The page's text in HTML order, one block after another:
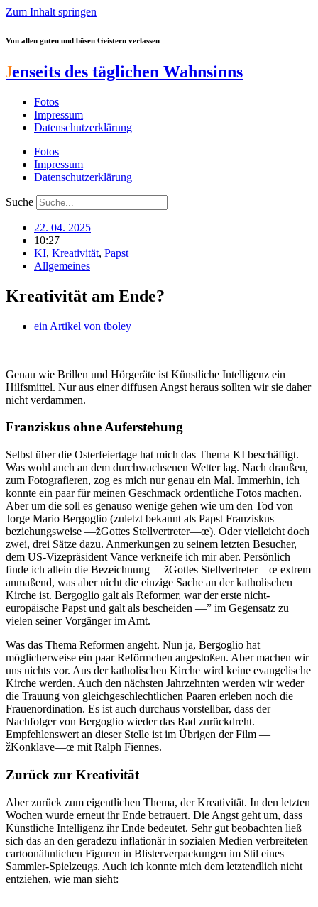
Zum Inhalt springen
Von allen guten und bösen Geistern verlassen
Jenseits des täglichen Wahnsinns
Fotos
Impressum
Datenschutzerklärung
Fotos
Impressum
Datenschutzerklärung
Suche
22. 04. 2025
10:27
KI, Kreativität, Papst
Allgemeines
Kreativität am Ende?
ein Artikel von tboley
Genau wie Brillen und Hörgeräte ist Künstliche Intelligenz ein
Hilfsmittel. Nur aus einer diffusen Angst heraus sollten wir sie daher
nicht verdammen.
Franziskus ohne Auferstehung
Selbst über die Osterfeiertage hat mich das Thema KI beschäftigt.
Was wohl auch an dem durchwachsenen Wetter lag. Nach draußen,
zum Fotografieren, zog es mich nur genau ein Mal. Immerhin, ich
konnte ein paar für meinen Geschmack ordentliche Fotos machen.
Aber um die soll es genauso wenige gehen wie um den Tod von
Jorge Mario Bergoglio (zuletzt bekannt als Papst Franziskus
beziehungsweise —žGottes Stellvertreter—œ). Oder vielleicht doch
zwei, drei Sätze dazu. Anmerkungen zu seinem letzten Besucher,
dem US-Vizepräsident Vance verkneife ich mir aber. Persönlich
finde ich allein die Bezeichnung —žGottes Stellvertreter—œ extrem
anmaßend, was aber nicht die einzige Sache an der katholischen
Kirche ist. Bergoglio galt als Reformer, war der erste nicht-
europäische Papst und galt als bescheiden —” im Gegensatz zu
vielen seiner Vorgänger im Amt.
Was das Thema Reformen angeht. Nun ja, Bergoglio hat
möglicherweise ein paar Reförmchen angestoßen. Aber machen wir
uns nichts vor. Aus der katholischen Kirche wird keine evangelische
Kirche werden. Auch den nächsten Jahrzehnten werden wir weder
die Trauung von gleichgeschlechtlichen Paaren erleben noch die
Frauenordination. Es ist auch durchaus vorstellbar, dass der
Nachfolger von Bergoglio wieder das Rad zurückdreht.
Empfehlenswert an dieser Stelle ist im Übrigen der Film —
žKonklave—œ mit Ralph Fiennes.
Zurück zur Kreativität
Aber zurück zum eigentlichen Thema, der Kreativität. In den letzten
Wochen wurde erneut ihr Ende betrauert. Die Angst geht um, dass
Künstliche Intelligenz ihr Ende bedeutet. Sehr gut beobachten ließ
sich das an den geradezu inflationär in sozialen Medien verbreiteten
cartoonähnlichen Figuren in Blisterverpackungen im Stil eines
Sammler-Spielzeugs. Auch ich konnte mich dem letztendlich nicht
entziehen, wie man sieht: